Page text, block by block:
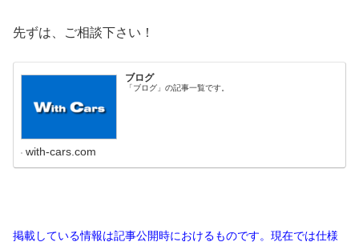
先ずは、ご相談下さい！
ブログ
「ブログ」の記事一覧です。
with-cars.com
掲載している情報は記事公開時におけるものです。現在では仕様